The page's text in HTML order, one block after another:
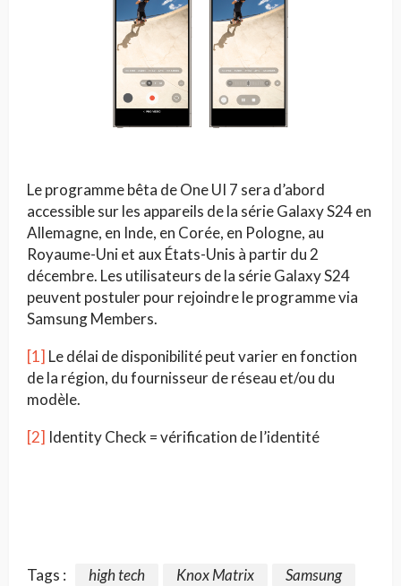
Le programme bêta de One UI 7 sera d’abord
accessible sur les appareils de la série Galaxy S24 en
Allemagne, en Inde, en Corée, en Pologne, au
Royaume-Uni et aux États-Unis à partir du 2
décembre. Les utilisateurs de la série Galaxy S24
peuvent postuler pour rejoindre le programme via
Samsung Members.
[1] Le délai de disponibilité peut varier en fonction
de la région, du fournisseur de réseau et/ou du
modèle.
[2] Identity Check = vérification de l’identité
Tags : high tech Knox Matrix
Samsung